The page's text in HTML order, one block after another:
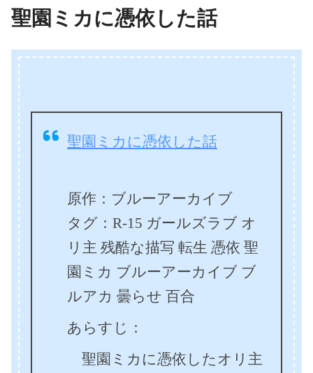
聖園ミカに憑依した話
聖園ミカに憑依した話
原作：ブルーアーカイブ
タグ：R-15 ガールズラブ オ
リ主 残酷な描写 転生 憑依 聖
園ミカ ブルーアーカイブ ブ
ルアカ 曇らせ 百合
あらすじ：
聖園ミカに憑依したオリ主